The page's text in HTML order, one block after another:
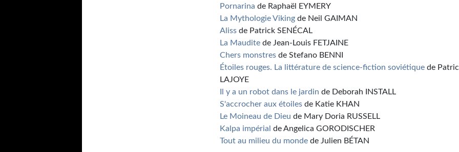
Pornarina de Raphaël EYMERY
La Mythologie Viking de Neil GAIMAN
Aliss de Patrick SENÉCAL
La Maudite de Jean-Louis FETJAINE
Chers monstres de Stefano BENNI
Étoiles rouges. La littérature de science-fiction soviétique de
LAJOYE
Il y a un robot dans le jardin de Deborah INSTALL
S'accrocher aux étoiles de Katie KHAN
Le Moineau de Dieu de Mary Doria RUSSELL
Kalpa impérial de Angelica GORODISCHER
Tout au milieu du monde de Julien BÉTAN